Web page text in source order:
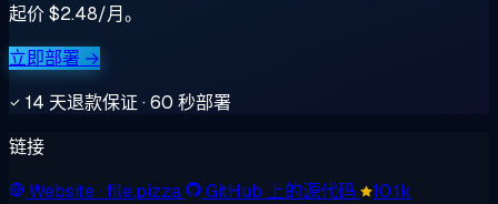
起价 $2.48/月。
立即部署 →
14 天退款保证 · 60 秒部署
链接
Website· file.pizza GitHub 上的源代码
10.1k